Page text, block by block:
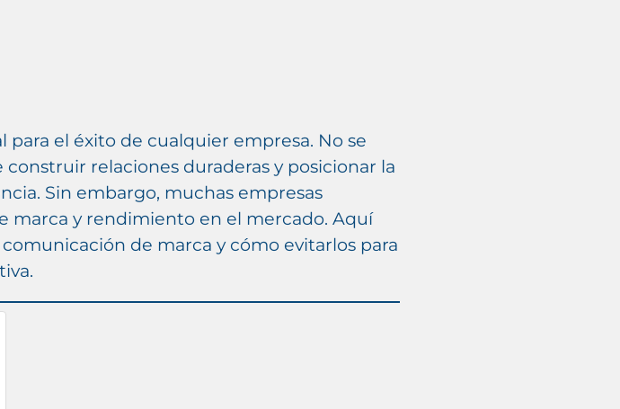
el éxito de cualquier empresa. No se
relaciones duraderas y posicionar la
Sin embargo, muchas empresas
marca y rendimiento en el mercado. Aquí
de marca y cómo evitarlos para